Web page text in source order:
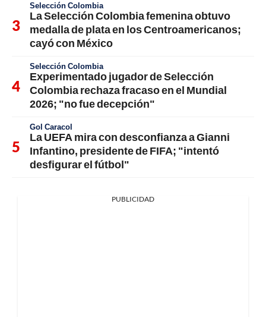
Selección Colombia
La Selección Colombia femenina obtuvo
medalla de plata en los Centroamericanos;
cayó con México
Selección Colombia
Experimentado jugador de Selección
Colombia rechaza fracaso en el Mundial
2026; "no fue decepción"
Gol Caracol
La UEFA mira con desconfianza a Gianni
Infantino, presidente de FIFA; "intentó
desfigurar el fútbol"
PUBLICIDAD